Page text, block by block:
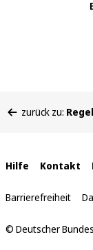
befinden
zurück zu:
Interne
Links
Hilfe Kontakt
Barrierefreiheit
© Deutscher